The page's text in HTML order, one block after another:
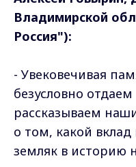
Владимирской
Россия"):
- Увековечивая
безусловно
рассказываем
о том, какой
земляк в историю